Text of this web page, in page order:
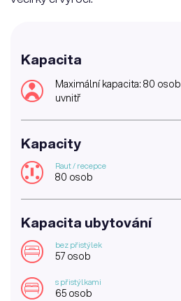
Kapacita
Maximální kapacita: 80 osob
uvnitř
Kapacity
Raut / recepce
80 osob
Kapacita ubytování
bez přistýlek
57 osob
s přistýlkami
65 osob